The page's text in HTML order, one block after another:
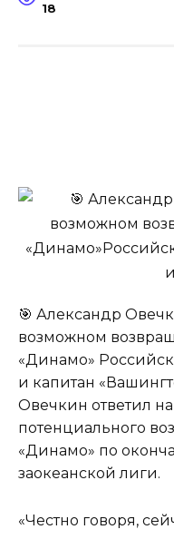
18
🎯 Александр
возможном
«Динамо»
и капитан
Овечкин ответил
потенциального
«Динамо» по
заокеанской лиги.
«Честно говоря,